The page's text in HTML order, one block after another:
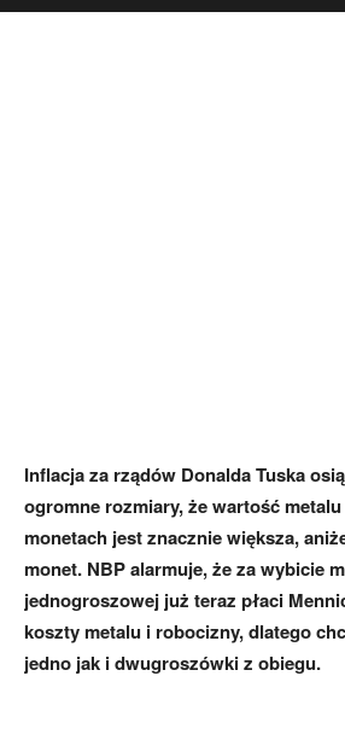
Inflacja za rządów Donalda Tuska
ogromne rozmiary, że wartość
monetach jest znacznie większa,
monet. NBP alarmuje, że za wybicie
jednogroszowej już teraz płaci
koszty metalu i robocizny, dlatego
jedno jak i dwugroszówki z obiegu.